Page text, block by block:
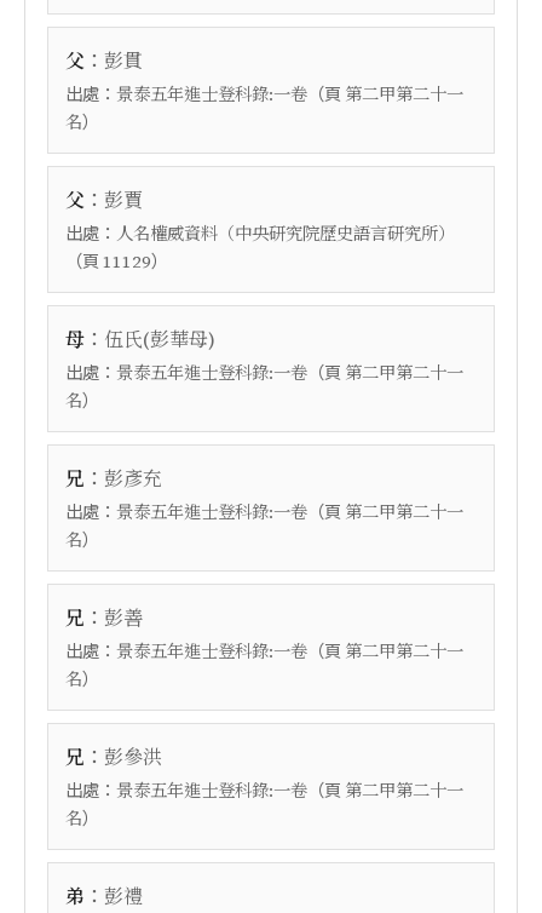
父 ： 彭貫
出處： 景泰五年進士登科錄:一卷 （頁 第二甲第二十一
名）
父 ： 彭賈
出處： 人名權威資料（中央研究院歷史語言研究所）
（頁 11129）
母 ： 伍氏(彭華母)
出處： 景泰五年進士登科錄:一卷 （頁 第二甲第二十一
名）
兄 ： 彭彥充
出處： 景泰五年進士登科錄:一卷 （頁 第二甲第二十一
名）
兄 ： 彭善
出處： 景泰五年進士登科錄:一卷 （頁 第二甲第二十一
名）
兄 ： 彭參洪
出處： 景泰五年進士登科錄:一卷 （頁 第二甲第二十一
名）
弟 ： 彭禮